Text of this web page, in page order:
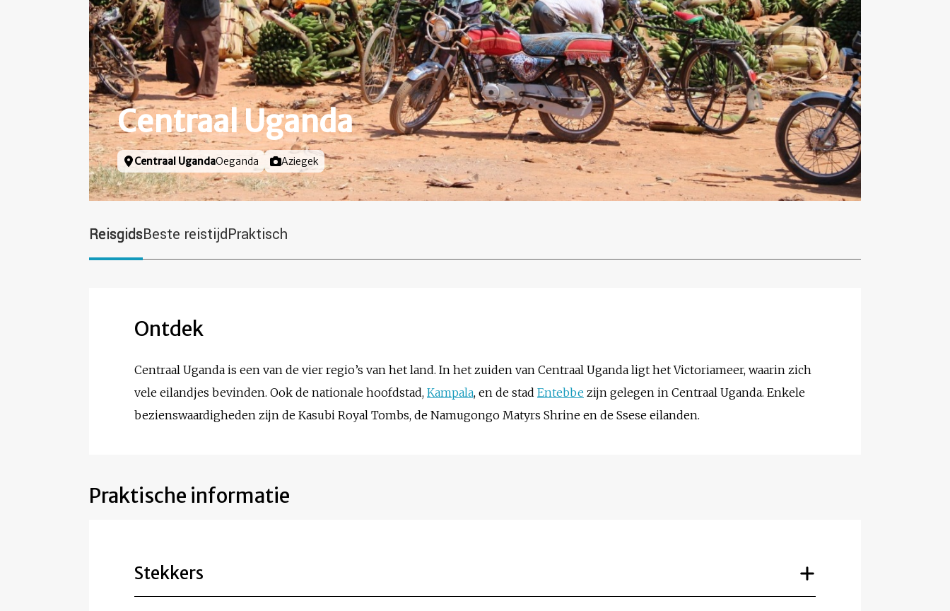
Centraal Uganda
Locatie
Centraal UgandaOeganda Foto door
Aziegek
ReisgidsBeste reistijdPraktisch
Ontdek
Centraal Uganda is een van de vier regio’s van het land. In het zuiden van Centraal Uganda ligt het Victoriameer, waarin zich
vele eilandjes bevinden. Ook de nationale hoofdstad, Kampala, en de stad Entebbe zijn gelegen in Centraal Uganda. Enkele
bezienswaardigheden zijn de Kasubi Royal Tombs, de Namugongo Matyrs Shrine en de Ssese eilanden.
Praktische informatie
Stekkers